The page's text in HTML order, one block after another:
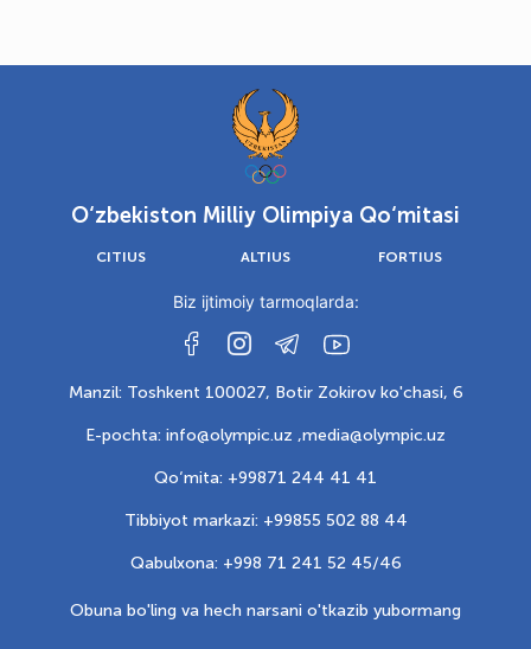
O‘zbekiston Milliy Olimpiya Qo‘mitasi
CITIUS ALTIUS FORTIUS
Biz ijtimoiy tarmoqlarda:
Manzil: Toshkent 100027, Botir Zokirov ko'chasi, 6
E-pochta: info@olympic.uz ,media@olympic.uz
Qo‘mita: +99871 244 41 41
Tibbiyot markazi: +99855 502 88 44
Qabulxona: +998 71 241 52 45/46
Obuna bo'ling va hech narsani o'tkazib yubormang